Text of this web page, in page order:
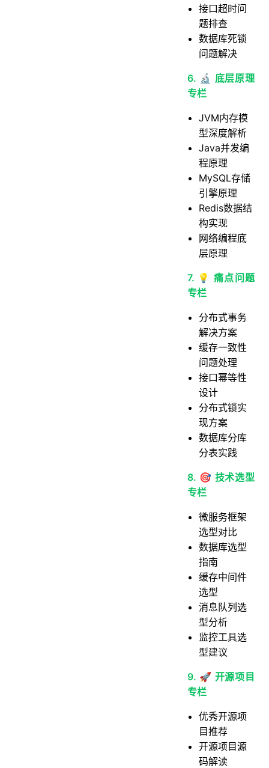
接口超时问
题排查
数据库死锁
问题解决
6. 🔬 底层原理
专栏
JVM内存模
型深度解析
Java并发编
程原理
MySQL存储
引擎原理
Redis数据结
构实现
网络编程底
层原理
7. 💡 痛点问题
专栏
分布式事务
解决方案
缓存一致性
问题处理
接口幂等性
设计
分布式锁实
现方案
数据库分库
分表实践
8. 🎯 技术选型
专栏
微服务框架
选型对比
数据库选型
指南
缓存中间件
选型
消息队列选
型分析
监控工具选
型建议
9. 🚀 开源项目
专栏
优秀开源项
目推荐
开源项目源
码解读